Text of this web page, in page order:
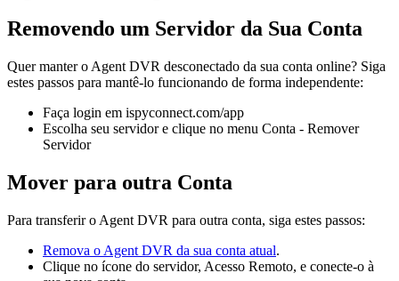
Removendo um Servidor da Sua Conta
Quer manter o Agent DVR desconectado da sua conta online? Siga
estes passos para mantê-lo funcionando de forma independente:
Faça login em ispyconnect.com/app
Escolha seu servidor e clique no menu Conta - Remover
Servidor
Mover para outra Conta
Para transferir o Agent DVR para outra conta, siga estes passos:
Remova o Agent DVR da sua conta atual.
Clique no ícone do servidor, Acesso Remoto, e conecte-o à